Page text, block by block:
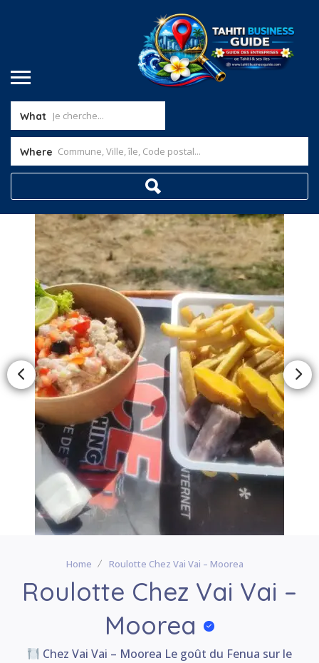
What
Where
Home Roulotte Chez Vai Vai – Moorea
Roulotte Chez Vai Vai –
Moorea
Chez Vai Vai – Moorea Le goût du Fenua sur le